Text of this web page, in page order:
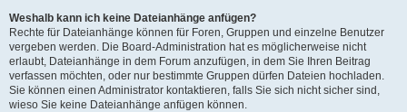
Weshalb kann ich keine Dateianhänge anfügen?
Rechte für Dateianhänge können für Foren, Gruppen und einzelne Benutzer
vergeben werden. Die Board-Administration hat es möglicherweise nicht
erlaubt, Dateianhänge in dem Forum anzufügen, in dem Sie Ihren Beitrag
verfassen möchten, oder nur bestimmte Gruppen dürfen Dateien hochladen.
Sie können einen Administrator kontaktieren, falls Sie sich nicht sicher sind,
wieso Sie keine Dateianhänge anfügen können.